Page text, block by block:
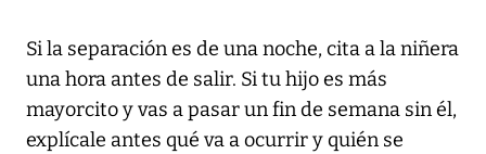
Si la separación es de una noche, cita a la niñera
una hora antes de salir. Si tu hijo es más
mayorcito y vas a pasar un fin de semana sin él,
explícale antes qué va a ocurrir y quién se